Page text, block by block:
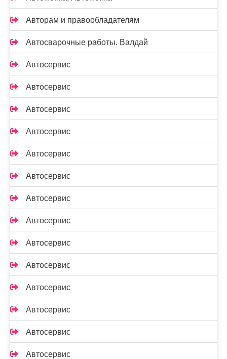
Авторам и правообладателям
Автосварочные работы. Валдай
Автосервис
Автосервис
Автосервис
Автосервис
Автосервис
Автосервис
Автосервис
Автосервис
Автосервис
Автосервис
Автосервис
Автосервис
Автосервис
Автосервис